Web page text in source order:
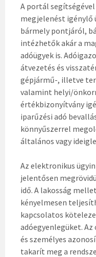
A portál
megjelenést igénylő
bármely pontjáról,
intézhetők akár a
adóügyek is.
átvezetés és
gépjármű-, illetve
valamint helyi/
értékbizonyítvány
iparűzési adó
könnyűszerrel
általános vagy
Az elektronikus
jelentősen
idő. A lakosság
kényelmesen
kapcsolatos
adóegyenlegüket.
és személyes
takarít meg a